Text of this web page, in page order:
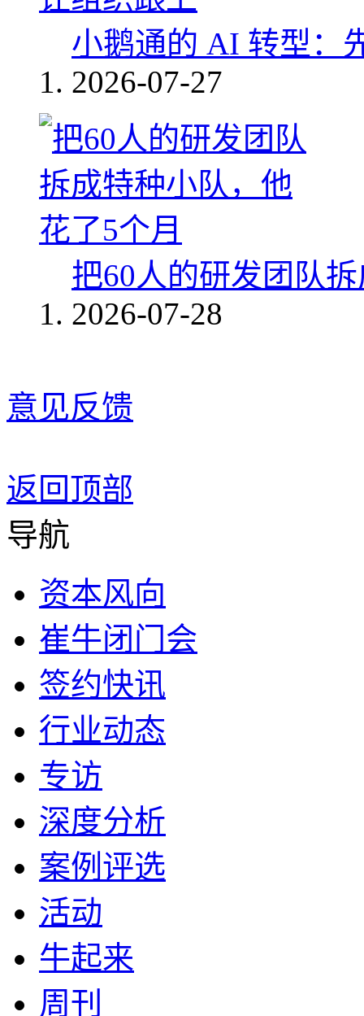
小鹅通的 AI 转型：
2026-07-27
把60人的研发团队
2026-07-28
意见反馈
返回顶部
导航
资本风向
崔牛闭门会
签约快讯
行业动态
专访
深度分析
案例评选
活动
牛起来
周刊